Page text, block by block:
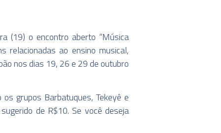
(19) o encontro aberto “Música
relacionadas ao ensino musical,
nos dias 19, 26 e 29 de outubro
grupos Barbatuques, Tekeyê e
de R$10. Se você deseja